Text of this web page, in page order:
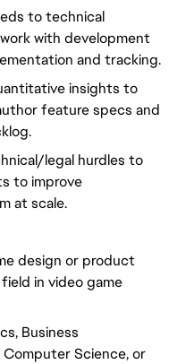
to technical
with development
and tracking.
insights to
feature specs and
legal hurdles to
to improve
at scale.
design or product
in video game
Business
Science, or